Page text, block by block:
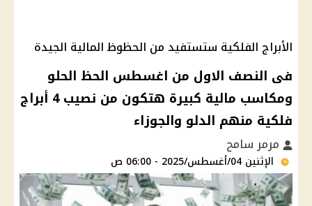
الأبراج الفلكية ستستفيد من الحظوظ المالية الجيدة
فى النصف الاول من اغسطس الحظ الحلو
ومكاسب مالية كبيرة هتكون من نصيب 4 أبراج
فلكية منهم الدلو والجوزاء
مرمر سامح
الإثنين 04/أغسطس/2025 - 06:00 ص